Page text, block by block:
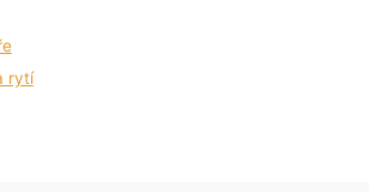
rytí